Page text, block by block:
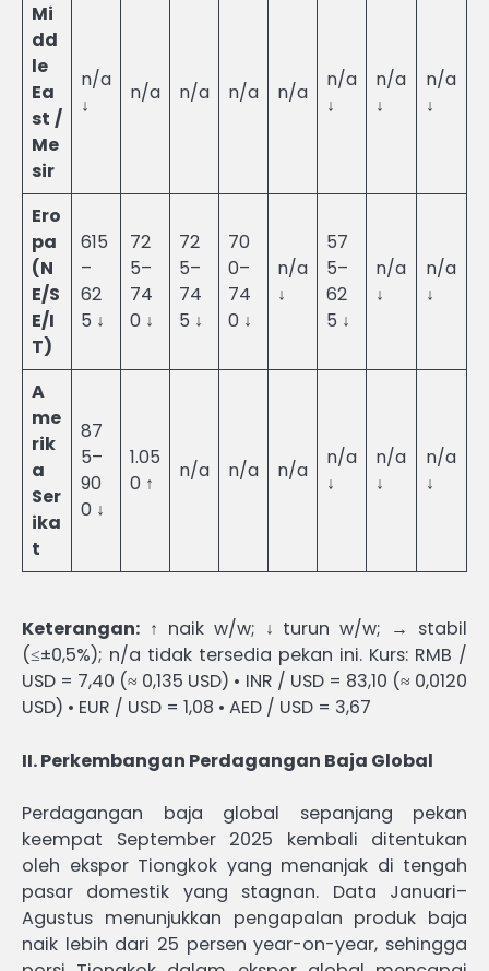
Mi
dd
le
Ea
st /
Me
sir
n/a
↓
n/a n/a n/a n/a
n/a
↓
n/a
↓
n/a
↓
Ero
pa
(N
E/S
E/I
T)
615
–
62
5 ↓
72
5–
74
0 ↓
72
5–
74
5 ↓
70
0–
74
0 ↓
n/a
↓
57
5–
62
5 ↓
n/a
↓
n/a
↓
A
me
rik
a
Ser
ika
t
87
5–
90
0 ↓
1.05
0 ↑
n/a n/a n/a
n/a
↓
n/a
↓
n/a
↓
Keterangan: ↑ naik w/w; ↓ turun w/w; → stabil
(≤±0,5%); n/a tidak tersedia pekan ini. Kurs: RMB /
USD = 7,40 (≈ 0,135 USD) • INR / USD = 83,10 (≈ 0,0120
USD) • EUR / USD = 1,08 • AED / USD = 3,67
II. Perkembangan Perdagangan Baja Global
Perdagangan baja global sepanjang pekan
keempat September 2025 kembali ditentukan
oleh ekspor Tiongkok yang menanjak di tengah
pasar domestik yang stagnan. Data Januari–
Agustus menunjukkan pengapalan produk baja
naik lebih dari 25 persen year-on-year, sehingga